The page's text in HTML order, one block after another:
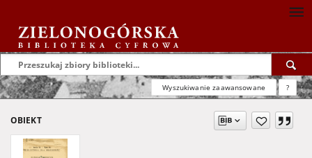
Wyszukiwanie zaawansowane ?
OBIEKT